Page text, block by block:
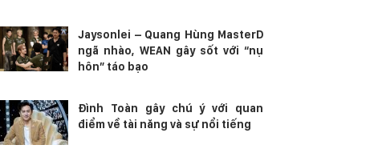
Jaysonlei – Quang Hùng MasterD
ngã nhào, WEAN gây sốt với “nụ
hôn” táo bạo
Đình Toàn gây chú ý với quan
điểm về tài năng và sự nổi tiếng